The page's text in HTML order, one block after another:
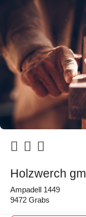
Holzwerch
Ampadell 1449
9472 Grabs